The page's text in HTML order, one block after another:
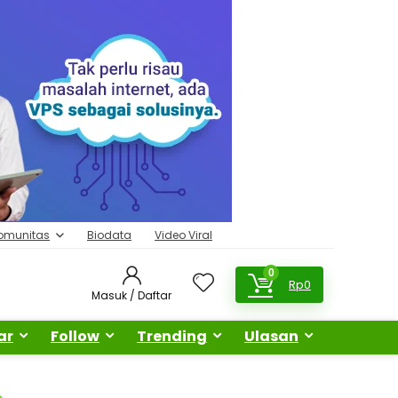
Biodata Video Viral
Masuk / Daftar
0
Rp0
Follow Trending Ulasan